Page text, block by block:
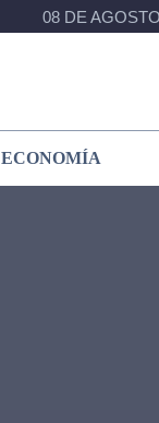
08 DE
ECONOMÍA